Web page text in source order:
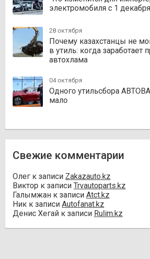
электромобиля с 1
28 октября
Почему казахстанцы не
в утиль: когда заработает
автохлама
04 октября
Одного утильсбора
мало
Свежие комментарии
Олег к записи Zakazauto.kz
Виктор к записи Trvautoparts.kz
Галымжан к записи Atct.kz
Ник к записи Autofanat.kz
Денис Хегай к записи Rulim.kz